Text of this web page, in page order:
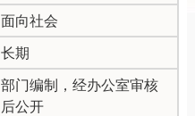
面向社会
长期
部门编制，经办公室审核
后公开